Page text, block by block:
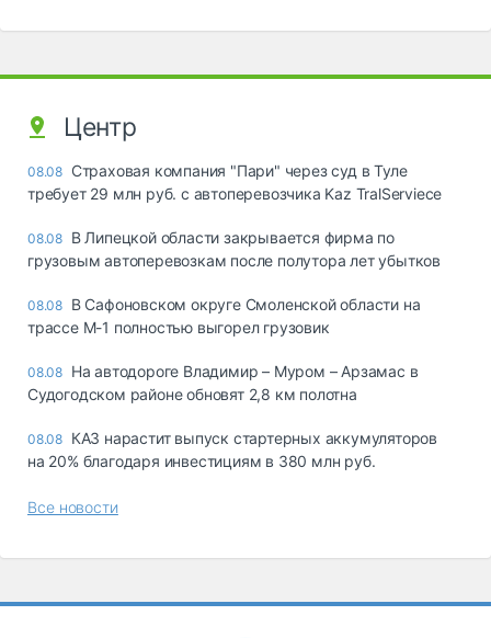
Центр
08.08 Страховая компания "Пари" через суд в Туле
требует 29 млн руб. с автоперевозчика Kaz TralServiece
08.08 В Липецкой области закрывается фирма по
грузовым автоперевозкам после полутора лет убытков
08.08 В Сафоновском округе Смоленской области на
трассе М-1 полностью выгорел грузовик
08.08 На автодороге Владимир – Муром – Арзамас в
Судогодском районе обновят 2,8 км полотна
08.08 КАЗ нарастит выпуск стартерных аккумуляторов
на 20% благодаря инвестициям в 380 млн руб.
Все новости